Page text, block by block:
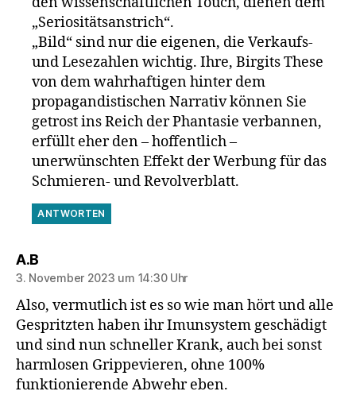
„Seriositätsanstrich“.
„Bild“ sind nur die eigenen, die Verkaufs-
und Lesezahlen wichtig. Ihre, Birgits These
von dem wahrhaftigen hinter dem
propagandistischen Narrativ können Sie
getrost ins Reich der Phantasie verbannen,
erfüllt eher den – hoffentlich –
unerwünschten Effekt der Werbung für das
Schmieren- und Revolverblatt.
ANTWORTEN
A.Bsagt:
3. November 2023 um 14:30 Uhr
Also, vermutlich ist es so wie man hört und alle
Gespritzten haben ihr Imunsystem geschädigt
und sind nun schneller Krank, auch bei sonst
harmlosen Grippevieren, ohne 100%
funktionierende Abwehr eben.